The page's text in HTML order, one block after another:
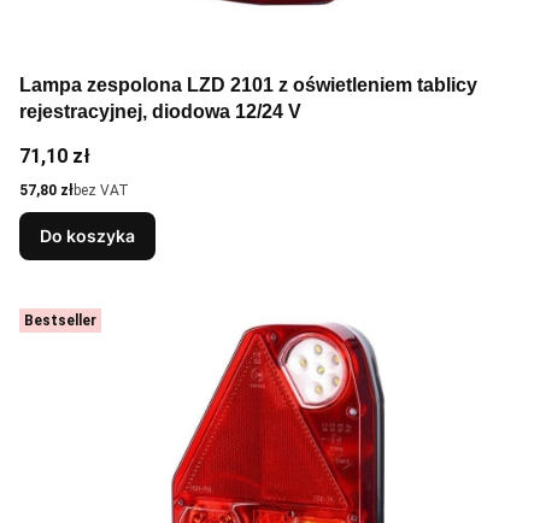
Lampa zespolona LZD 2101 z oświetleniem tablicy
rejestracyjnej, diodowa 12/24 V
Cena
71,10 zł
Cena
57,80 złbez VAT
Do koszyka
Bestseller